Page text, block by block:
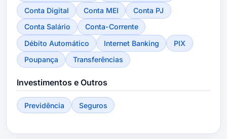
Conta Digital
Conta MEI
Conta PJ
Conta Salário
Conta-Corrente
Débito Automático
Internet Banking
PIX
Poupança
Transferências
Investimentos e Outros
Previdência Seguros